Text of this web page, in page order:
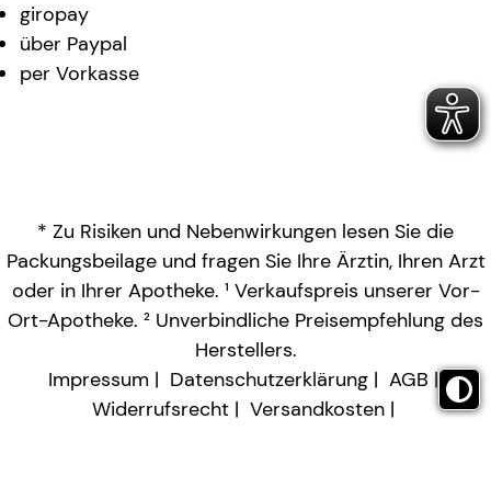
giropay
über Paypal
per Vorkasse
* Zu Risiken und Nebenwirkungen lesen Sie die
Packungsbeilage und fragen Sie Ihre Ärztin, Ihren Arzt
oder in Ihrer Apotheke. ¹ Verkaufspreis unserer Vor-
Ort-Apotheke. ² Unverbindliche Preisempfehlung des
Herstellers.
Impressum
Datenschutzerklärung
AGB
Widerrufsrecht
Versandkosten